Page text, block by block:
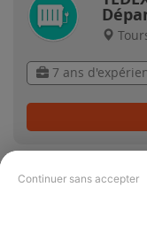
Continuer sans accepter
7 ans